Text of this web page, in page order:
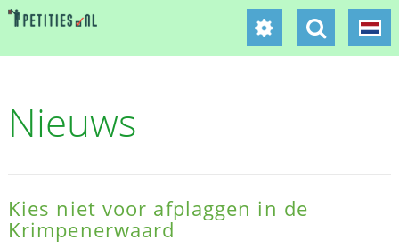
Nieuws
Kies niet voor afplaggen in de
Krimpenerwaard